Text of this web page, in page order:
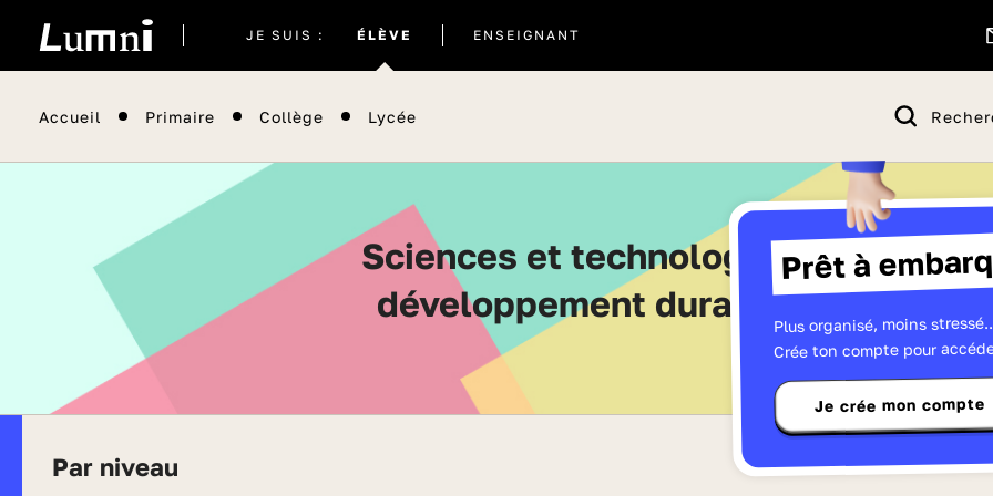
JE SUIS : ÉLÈVE
actuel
ENSEIGNANT
Accueil Primaire Collège Lycée
Prêt à
Plus organisé, moins
Crée ton compte pour
Je crée mon compte
Sciences et technologies de l’industrie et du
développement durable - Toutes les
Par niveau